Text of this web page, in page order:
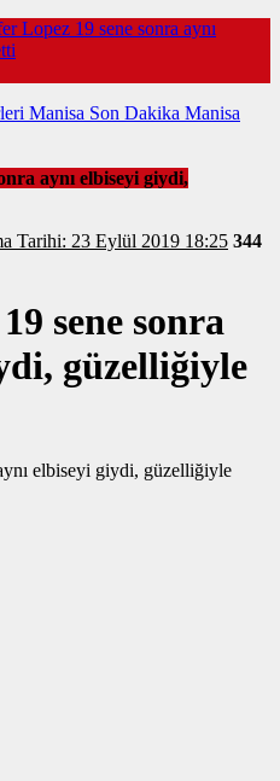
Lopez 19 sene sonra aynı
Manisa Son Dakika Manisa
aynı elbiseyi giydi,
Tarihi: 23 Eylül 2019 18:25 344
sene sonra
güzelliğiyle